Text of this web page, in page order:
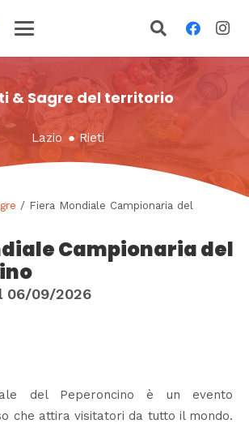
& Sagre del territorio
Lazio ● Rieti
/ Fiera Mondiale Campionaria del
Campionaria del
06/09/2026
del Peperoncino è un evento
che attira visitatori da tutto il mondo.